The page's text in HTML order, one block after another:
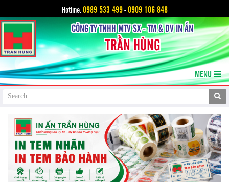
Hotline:0989 533 499-0909 106 848
CÔNG TY TNHH MTV SX - TM & DV IN ẤN
TRẦN HÙNG
MENU